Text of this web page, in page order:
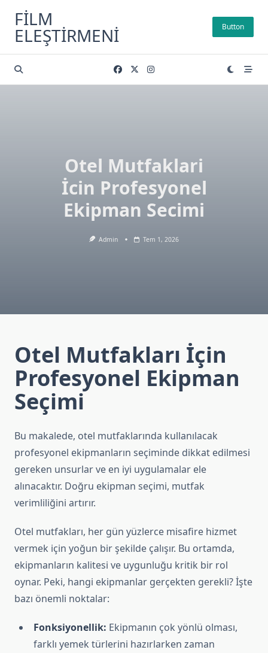
content
FILM
ELEŞTIRMENI Button
Otel Mutfaklari
İcin Profesyonel
Ekipman Secimi
Admin Tem 1, 2026
Otel Mutfakları İçin
Profesyonel Ekipman
Seçimi
Bu makalede, otel mutfaklarında kullanılacak
profesyonel ekipmanların seçiminde dikkat edilmesi
gereken unsurlar ve en iyi uygulamalar ele
alınacaktır. Doğru ekipman seçimi, mutfak
verimliliğini artırır.
Otel mutfakları, her gün yüzlerce misafire hizmet
vermek için yoğun bir şekilde çalışır. Bu ortamda,
ekipmanların kalitesi ve uygunluğu kritik bir rol
oynar. Peki, hangi ekipmanlar gerçekten gerekli? İşte
bazı önemli noktalar:
Fonksiyonellik: Ekipmanın çok yönlü olması,
farklı yemek türlerini hazırlarken zaman